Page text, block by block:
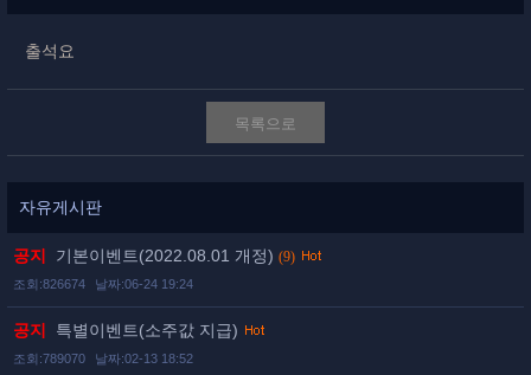
출석요
목록으로
자유게시판
공지 기본이벤트(2022.08.01 개정) (9)
조회:826674 날짜:06-24 19:24
공지 특별이벤트(소주값 지급)
조회:789070 날짜:02-13 18:52